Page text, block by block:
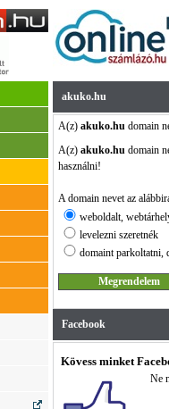
akuko.hu
A(z) akuko.hudomain
A(z) akuko.hudomain
használni!
A domain nevet az
weboldalt,
levelezni szeretnék
domaint parkoltatni,
Facebook
Kövess minket
Ne